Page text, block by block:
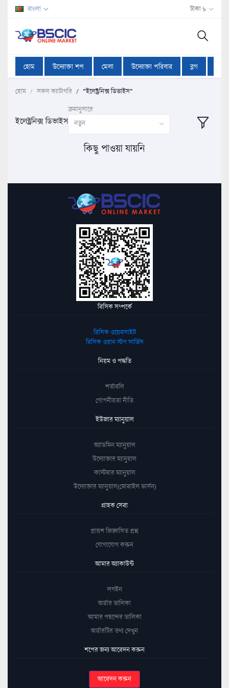
বাংলা টাকা ৳
হোম উদ্যোক্তা শপ মেলা উদ্যোক্তা পরিবার ব্লগ
হোম সকল ক্যাটাগরি "ইলেক্ট্রনিক্স ডিভাইস"
ইলেক্ট্রনিক্স ডিভাইস
ক্রমানুসারে
নতুন
কিছু পাওয়া যায়নি
বিসিক সম্পর্কে
বিসিক ওয়েবসাইট
বিসিক ওয়ান স্টপ সার্ভিস
নিয়ম ও পদ্ধতি
শর্তাবলি
গোপনীয়তা নীতি
ইউজার ম্যানুয়াল
অ্যাডমিন ম্যানুয়াল
উদ্যোক্তার ম্যানুয়াল
কাস্টমার ম্যানুয়াল
উদ্যোক্তার ম্যানুয়াল(মোবাইল ভার্সন)
গ্রাহক সেবা
প্রায়শ জিজ্ঞাসিত প্রশ্ন
যোগাযোগ করুন
আমার অ্যাকাউন্ট
লগইন
অর্ডার তালিকা
আমার পছন্দের তালিকা
অর্ডারটির তথ্য দেখুন
শপের জন্য আবেদন করুন
আবেদন করুন